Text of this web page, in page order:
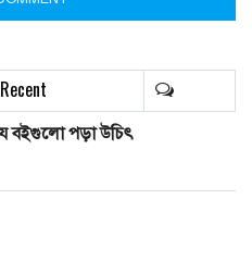
Recent
বইগুলো পড়া উচিৎ